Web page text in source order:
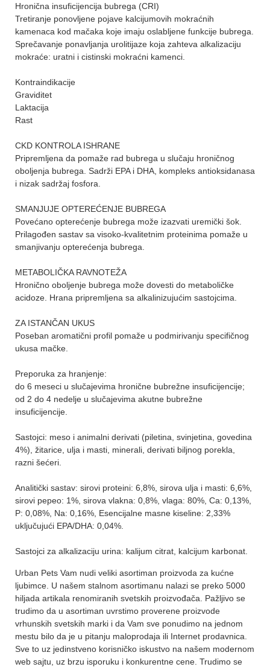
Hronična insuficijencija bubrega (CRI)
Tretiranje ponovljene pojave kalcijumovih mokraćnih
kamenaca kod mačaka koje imaju oslabljene funkcije bubrega.
Sprečavanje ponavljanja urolitijaze koja zahteva alkalizaciju
mokraće: uratni i cistinski mokraćni kamenci.
Kontraindikacije
Graviditet
Laktacija
Rast
CKD KONTROLA ISHRANE
Pripremljena da pomaže rad bubrega u slučaju hroničnog
oboljenja bubrega. Sadrži EPA i DHA, kompleks antioksidanasa
i nizak sadržaj fosfora.
SMANJUJE OPTEREĆENJE BUBREGA
Povećano opterećenje bubrega može izazvati uremički šok.
Prilagođen sastav sa visoko-kvalitetnim proteinima pomaže u
smanjivanju opterećenja bubrega.
METABOLIČKA RAVNOTEŽA
Hronično oboljenje bubrega može dovesti do metaboličke
acidoze. Hrana pripremljena sa alkalinizujućim sastojcima.
ZA ISTANČAN UKUS
Poseban aromatični profil pomaže u podmirivanju specifičnog
ukusa mačke.
Preporuka za hranjenje:
do 6 meseci u slučajevima hronične bubrežne insuficijencije;
od 2 do 4 nedelje u slučajevima akutne bubrežne
insuficijencije.
Sastojci: meso i animalni derivati (piletina, svinjetina, govedina
4%), žitarice, ulja i masti, minerali, derivati biljnog porekla,
razni šećeri.
Analitički sastav: sirovi proteini: 6,8%, sirova ulja i masti: 6,6%,
sirovi pepeo: 1%, sirova vlakna: 0,8%, vlaga: 80%, Ca: 0,13%,
P: 0,08%, Na: 0,16%, Esencijalne masne kiseline: 2,33%
uključujući EPA/DHA: 0,04%.
Sastojci za alkalizaciju urina: kalijum citrat, kalcijum karbonat.
Urban Pets Vam nudi veliki asortiman proizvoda za kućne
ljubimce. U našem stalnom asortimanu nalazi se preko 5000
hiljada artikala renomiranih svetskih proizvođača. Pažljivo se
trudimo da u asortiman uvrstimo proverene proizvode
vrhunskih svetskih marki i da Vam sve ponudimo na jednom
mestu bilo da je u pitanju maloprodaja ili Internet prodavnica.
Sve to uz jedinstveno korisničko iskustvo na našem modernom
web sajtu, uz brzu isporuku i konkurentne cene. Trudimo se